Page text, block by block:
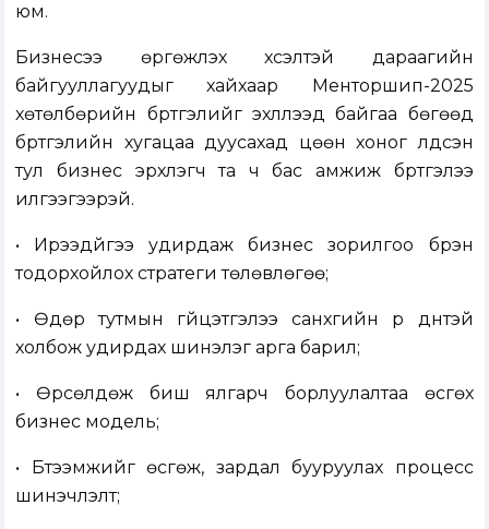
юм.
Бизнесээ өргөжүүлэх хүсэлтэй дараагийн
байгууллагуудыг хайхаар Менторшип-2025
хөтөлбөрийн бүртгэлийг эхлүүлээд байгаа бөгөөд
бүртгэлийн хугацаа дуусахад цөөн хоног үлдсэн
тул бизнес эрхлэгч та ч бас амжиж бүртгэлээ
илгээгээрэй.
• Ирээдүйгээ удирдаж бизнес зорилгоо бүрэн
тодорхойлох стратеги төлөвлөгөө;
• Өдөр тутмын гүйцэтгэлээ санхүүгийн үр дүнтэй
холбож удирдах шинэлэг арга барил;
• Өрсөлдөж биш ялгарч борлуулалтаа өсгөх
бизнес модель;
• Бүтээмжийг өсгөж, зардал бууруулах процесс
шинэчлэлт;